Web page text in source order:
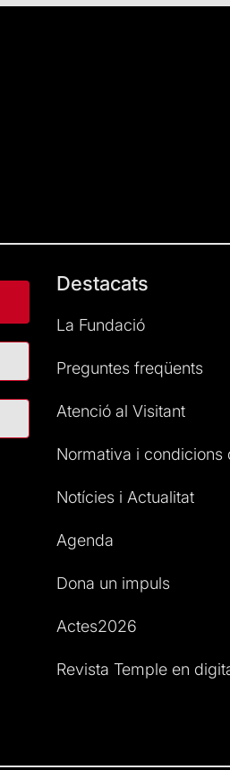
Destacats
La Fundació
Preguntes freqüents
Atenció al Visitant
Normativa i condicions
Notícies i Actualitat
Agenda
Dona un impuls
Actes2026
Revista Temple en